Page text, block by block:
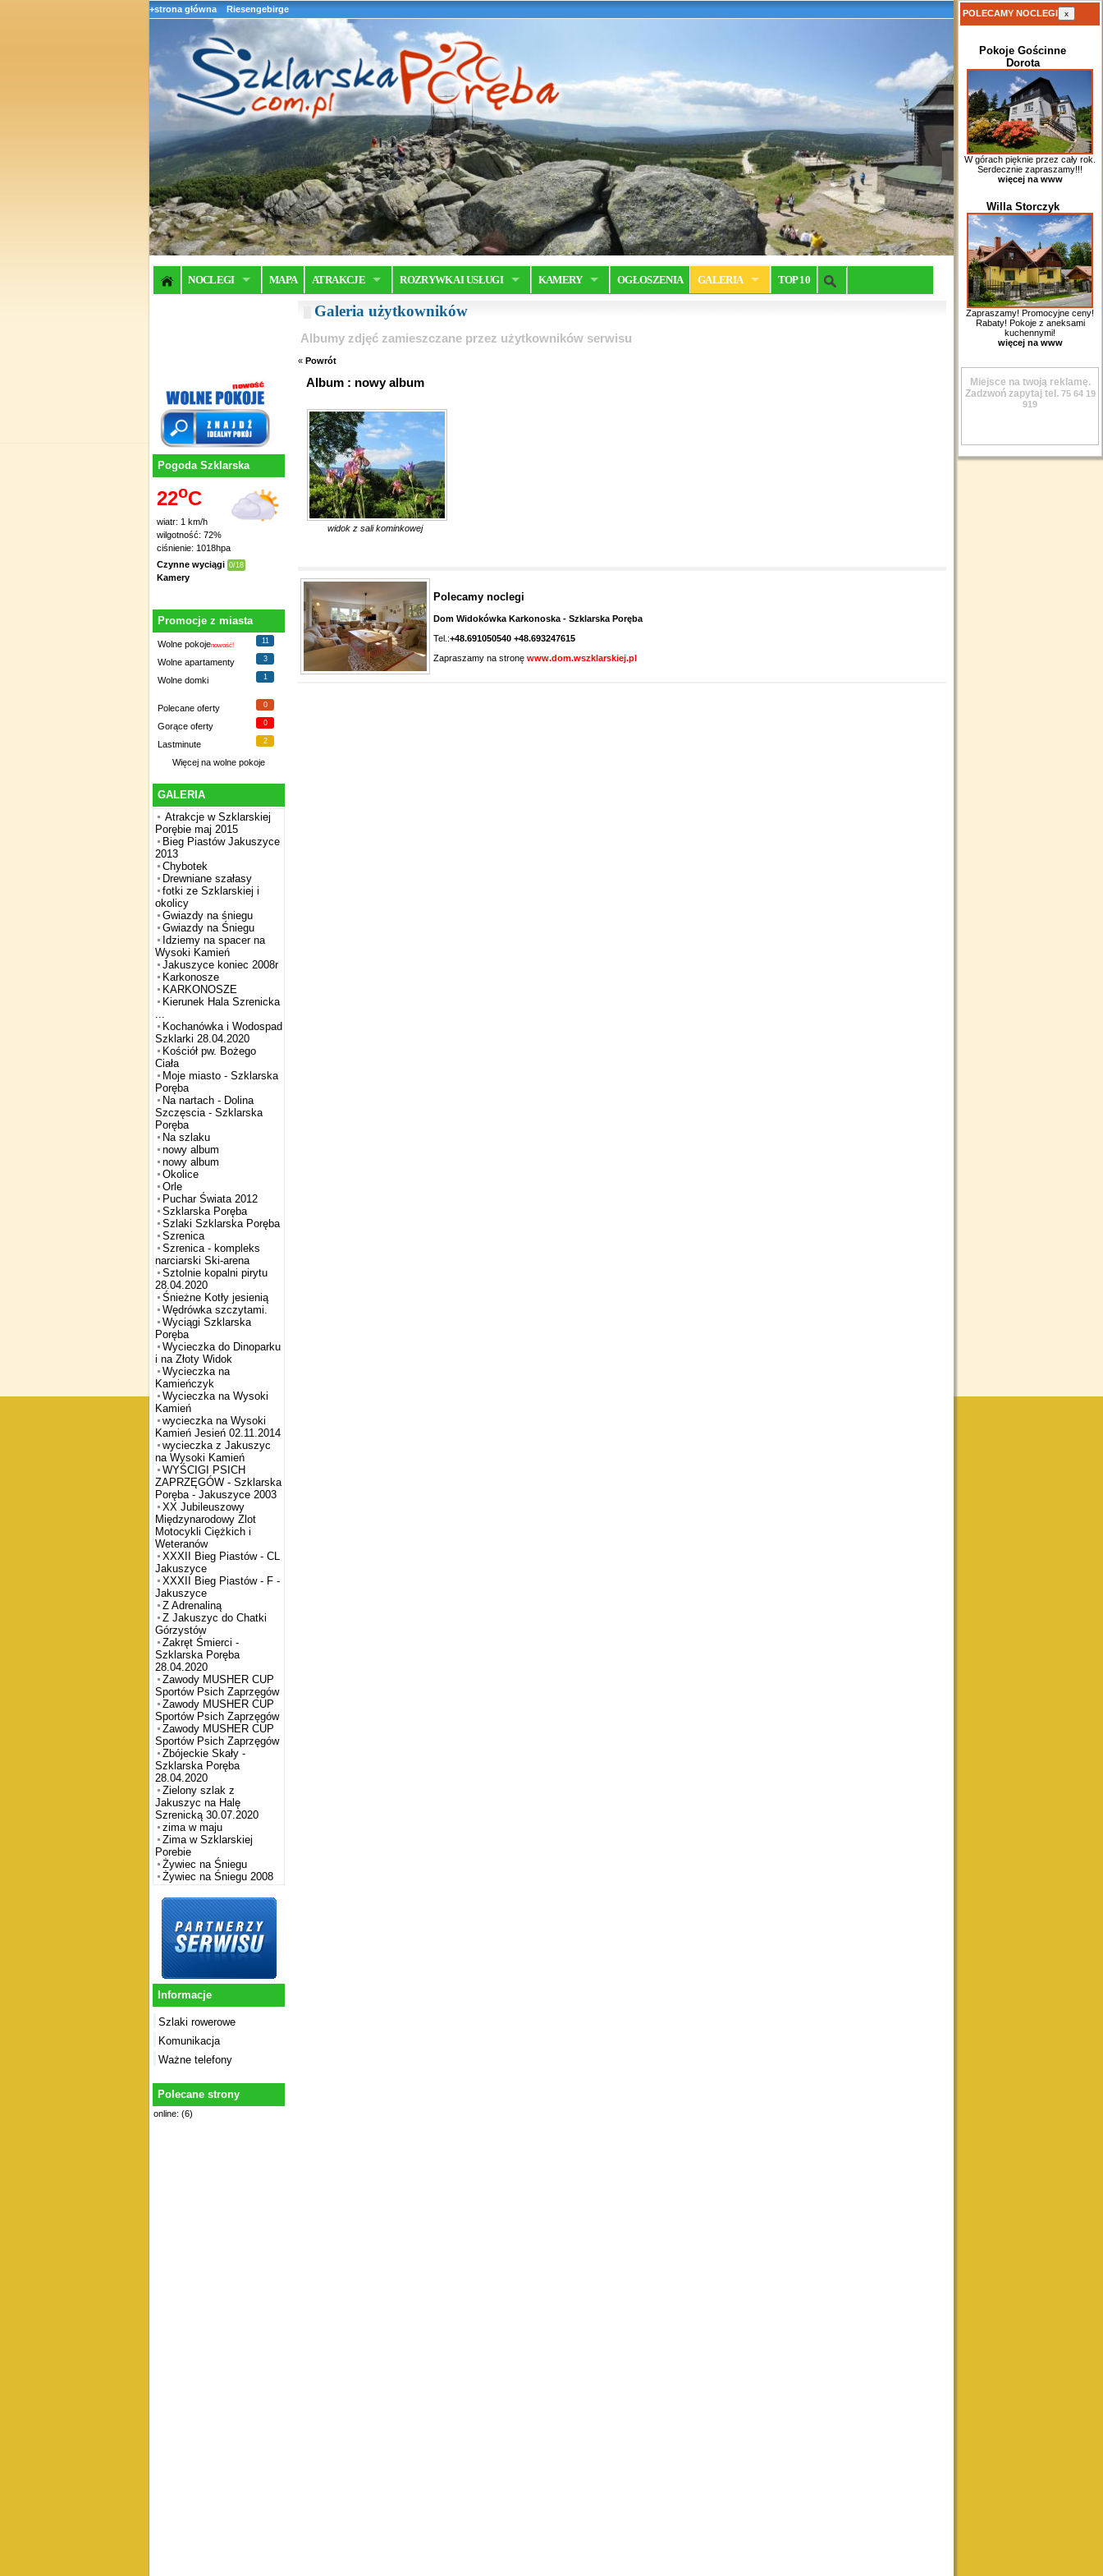
+strona główna Riesengebirge
NOCLEGI MAPA ATRAKCJE ROZRYWKA I USŁUGI KAMERY OGŁOSZENIA GALERIA TOP 10
Pogoda Szklarska
22oC
wiatr: 1 km/h
wilgotność: 72%
ciśnienie: 1018hpa
Czynne wyciągi 0/18
Kamery
Promocje z miasta
Wolne pokojenowość!
11
Wolne apartamenty 3
Wolne domki 1
Polecane oferty 0
Gorące oferty 0
Lastminute 2
Więcej na wolne pokoje
GALERIA
Atrakcje w Szklarskiej
Porębie maj 2015
Bieg Piastów Jakuszyce
2013
Chybotek
Drewniane szałasy
fotki ze Szklarskiej i
okolicy
Gwiazdy na śniegu
Gwiazdy na Śniegu
Idziemy na spacer na
Wysoki Kamień
Jakuszyce koniec 2008r
Karkonosze
KARKONOSZE
Kierunek Hala Szrenicka
...
Kochanówka i Wodospad
Szklarki 28.04.2020
Kościół pw. Bożego
Ciała
Moje miasto - Szklarska
Poręba
Na nartach - Dolina
Szczęscia - Szklarska
Poręba
Na szlaku
nowy album
nowy album
Okolice
Orle
Puchar Świata 2012
Szklarska Poręba
Szlaki Szklarska Poręba
Szrenica
Szrenica - kompleks
narciarski Ski-arena
Sztolnie kopalni pirytu
28.04.2020
Śnieżne Kotły jesienią
Wędrówka szczytami.
Wyciągi Szklarska
Poręba
Wycieczka do Dinoparku
i na Złoty Widok
Wycieczka na
Kamieńczyk
Wycieczka na Wysoki
Kamień
wycieczka na Wysoki
Kamień Jesień 02.11.2014
wycieczka z Jakuszyc
na Wysoki Kamień
WYŚCIGI PSICH
ZAPRZĘGÓW - Szklarska
Poręba - Jakuszyce 2003
XX Jubileuszowy
Międzynarodowy Zlot
Motocykli Ciężkich i
Weteranów
XXXII Bieg Piastów - CL
Jakuszyce
XXXII Bieg Piastów - F -
Jakuszyce
Z Adrenaliną
Z Jakuszyc do Chatki
Górzystów
Zakręt Śmierci -
Szklarska Poręba
28.04.2020
Zawody MUSHER CUP
Sportów Psich Zaprzęgów
Zawody MUSHER CUP
Sportów Psich Zaprzęgów
Zawody MUSHER CUP
Sportów Psich Zaprzęgów
Zbójeckie Skały -
Szklarska Poręba
28.04.2020
Zielony szlak z
Jakuszyc na Halę
Szrenicką 30.07.2020
zima w maju
Zima w Szklarskiej
Porebie
Żywiec na Śniegu
Żywiec na Śniegu 2008
Informacje
Szlaki rowerowe
Komunikacja
Ważne telefony
Polecane strony
online: (6)
Galeria użytkowników
Albumy zdjęć zamieszczane przez użytkowników serwisu
« Powrót
Album : nowy album
widok z sali kominkowej
Polecamy noclegi
Dom Widokówka Karkonoska - Szklarska Poręba
Tel.:+48.691050540 +48.693247615
Zapraszamy na stronę www.dom.wszklarskiej.pl
POLECAMY NOCLEGI x
Pokoje Gościnne
Dorota
W górach pięknie przez cały rok.
Serdecznie zapraszamy!!!
więcej na www
Willa Storczyk
Zapraszamy! Promocyjne ceny!
Rabaty! Pokoje z aneksami
kuchennymi!
więcej na www
Miejsce na twoją reklamę.
Zadzwoń zapytaj tel. 75 64 19
919